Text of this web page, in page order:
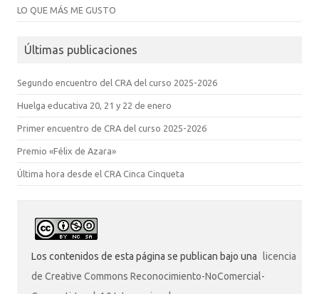
LO QUE MÁS ME GUSTO
Últimas publicaciones
Segundo encuentro del CRA del curso 2025-2026
Huelga educativa 20, 21 y 22 de enero
Primer encuentro de CRA del curso 2025-2026
Premio «Félix de Azara»
Última hora desde el CRA Cinca Cinqueta
Los contenidos de esta página se publican bajo una licencia
de Creative Commons Reconocimiento-NoComercial-